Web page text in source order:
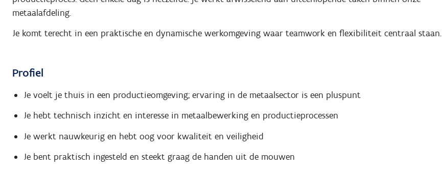
metaalafdeling.
Je komt terecht in een praktische en dynamische werkomgeving waar teamwork en flexibiliteit centraal staan.
Profiel
Je voelt je thuis in een productieomgeving; ervaring in de metaalsector is een pluspunt
Je hebt technisch inzicht en interesse in metaalbewerking en productieprocessen
Je werkt nauwkeurig en hebt oog voor kwaliteit en veiligheid
Je bent praktisch ingesteld en steekt graag de handen uit de mouwen